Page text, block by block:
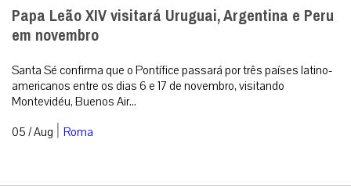
Papa Leão XIV visitará Uruguai, Argentina e Peru
em novembro
Santa Sé confirma que o Pontífice passará por três países latino-
americanos entre os dias 6 e 17 de novembro, visitando
Montevidéu, Buenos Air...
05 / Aug | Roma